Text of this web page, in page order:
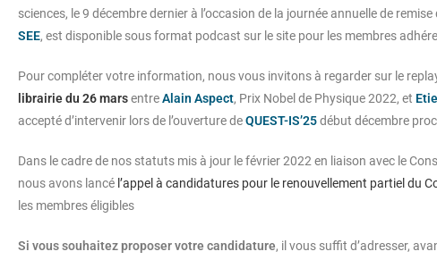
sciences, le 9 décembre dernier à l’occasion de la journée annuelle de remise
SEE, est disponible sous format podcast sur le site pour les membres
Pour compléter votre information, nous vous invitons à regarder sur le
librairie du 26 marsentreAlain Aspect, Prix Nobel de Physique 2022, et
accepté d’intervenir lors de l’ouverture deQUEST-IS’25début décembre
Dans le cadre de nos statuts mis à jour le février 2022 en liaison avec le
nous avons lancé l’appel à candidatures pour le renouvellement partiel du
les membres éligibles
Si vous souhaitez proposer votre candidature, il vous suffit d’adresser,